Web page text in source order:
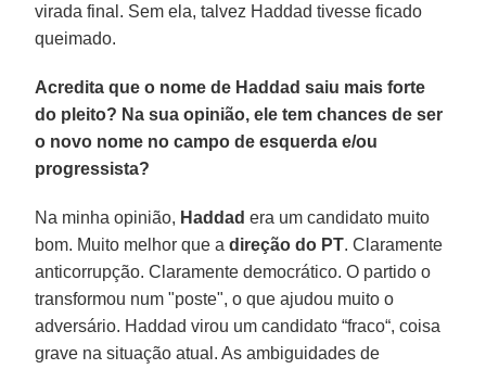
virada final. Sem ela, talvez Haddad tivesse ficado
queimado.
Acredita que o nome de Haddad saiu mais forte
do pleito? Na sua opinião, ele tem chances de ser
o novo nome no campo de esquerda e/ou
progressista?
Na minha opinião, Haddad era um candidato muito
bom. Muito melhor que adireção do PT. Claramente
anticorrupção. Claramente democrático. O partido o
transformou num "poste", o que ajudou muito o
adversário. Haddad virou um candidato “fraco“, coisa
grave na situação atual. As ambiguidades de